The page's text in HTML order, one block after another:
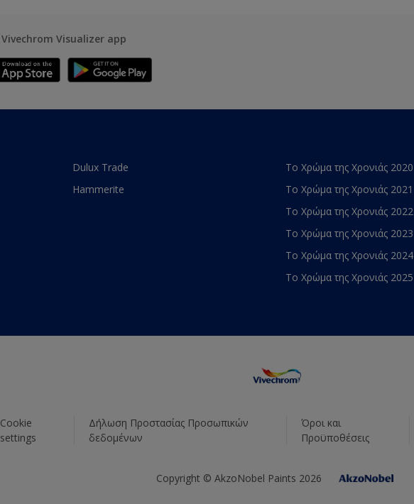
Vivechrom Visualizer app
Dulux Trade
Hammerite
Το Χρώμα της Χρονιάς 2020
Το Χρώμα της Χρονιάς 2021
Το Χρώμα της Χρονιάς 2022
Το Χρώμα της Χρονιάς 2023
Το Χρώμα της Χρονιάς 2024
Το Χρώμα της Χρονιάς 2025
Cookie
settings
Δήλωση Προστασίας Προσωπικών
δεδομένων
Όροι και
Προϋποθέσεις
Copyright © AkzoNobel Paints 2026